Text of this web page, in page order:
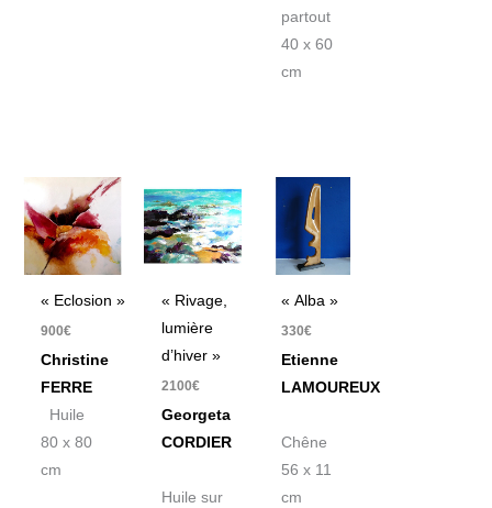
partout
40 x 60
cm
« Eclosion »
900€
Christine
FERRE
Huile
80 x 80
cm
« Rivage,
lumière
d’hiver »
2100€
Georgeta
CORDIER
Huile sur
« Alba »
330€
Etienne
LAMOUREUX
Chêne
56 x 11
cm